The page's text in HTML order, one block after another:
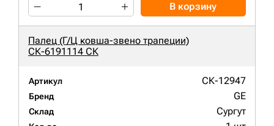
В корзину
Палец (Г/Ц ковша-звено трапеции)
СК-6191114 СК
Артикул СК-12947
Бренд GE
Склад Сургут